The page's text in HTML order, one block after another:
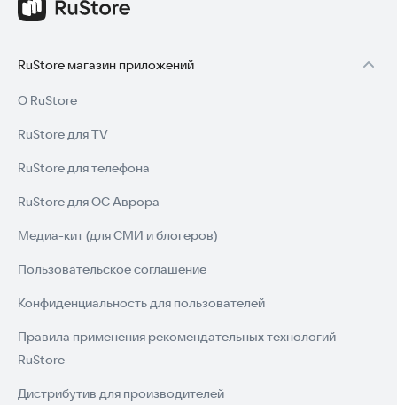
RuStore магазин приложений
О RuStore
RuStore для TV
RuStore для телефона
RuStore для ОС Аврора
Медиа-кит (для СМИ и блогеров)
Пользовательское соглашение
Конфиденциальность для пользователей
Правила применения рекомендательных технологий
RuStore
Дистрибутив для производителей